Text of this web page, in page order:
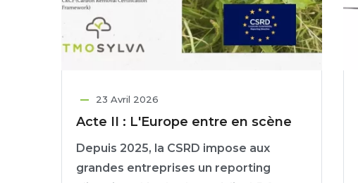
23 Avril 2026
Acte II : L'Europe entre en scène
Depuis 2025, la CSRD impose aux
grandes entreprises un reporting